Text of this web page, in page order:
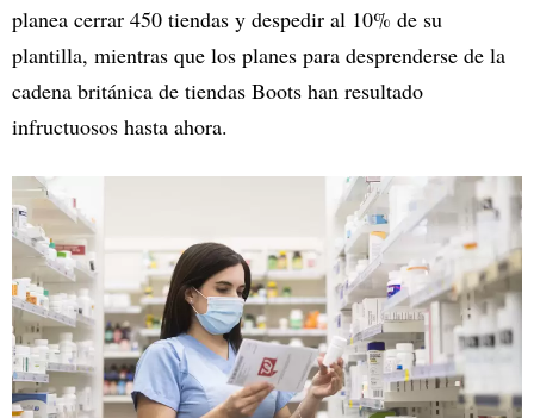
planea cerrar 450 tiendas y despedir al 10% de su
plantilla, mientras que los planes para desprenderse de la
cadena británica de tiendas Boots han resultado
infructuosos hasta ahora.